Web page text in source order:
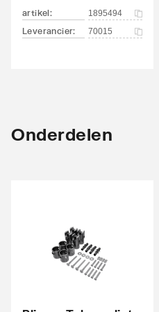
Met blindstoppen
Met bevestigingsmateriaal
artikel: 1895494
Leverancier: 70015
Onderdelen